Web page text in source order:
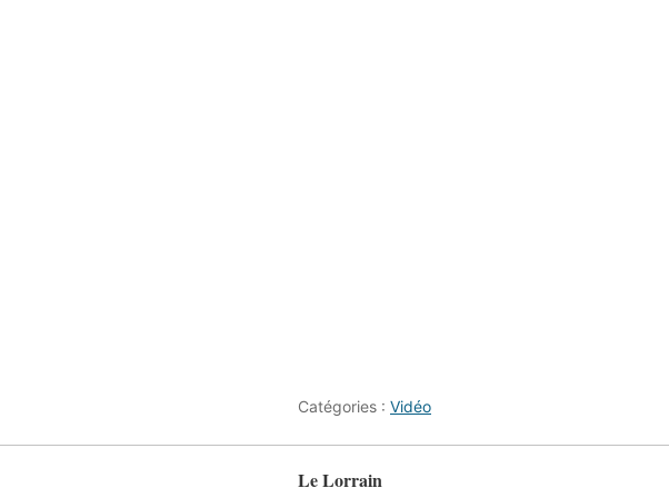
Catégories : Vidéo
Le Lorrain